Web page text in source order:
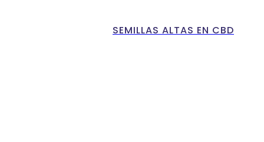
SEMILLAS ALTAS EN CBD